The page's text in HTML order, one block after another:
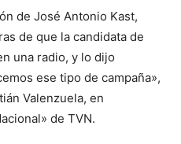
de José Antonio Kast,
de que la candidata de
una radio, y lo dijo
ese tipo de campaña»,
Valenzuela, en
de TVN.